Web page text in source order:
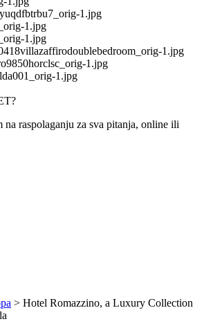
na raspolaganju za sva pitanja, online ili
> Hotel Romazzino, a Luxury Collection